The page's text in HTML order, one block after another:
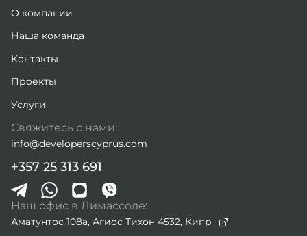
О компании
Наша команда
Контакты
Проекты
Услуги
Свяжитесь с нами:
info@developerscyprus.com
+357 25 313 691
Наш офис в Лимассоле:
Аматунтос 108а, Агиос Тихон 4532, Кипр